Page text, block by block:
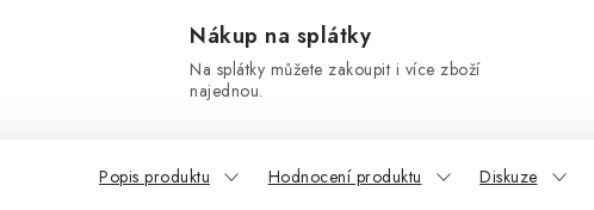
Nákup na splátky
Na splátky můžete zakoupit i více zboží
najednou.
Popis produktu Hodnocení produktu Diskuze